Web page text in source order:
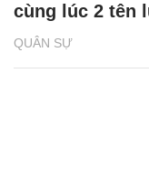
QUÂN SỰ
cùng lúc 2 tên